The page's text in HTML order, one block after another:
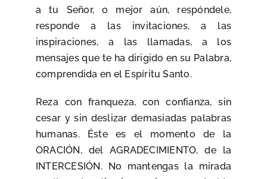
a tu Señor, o mejor aún, respóndele,
responde a las invitaciones, a las
inspiraciones, a las llamadas, a los
mensajes que te ha dirigido en su Palabra,
comprendida en el Espíritu Santo.
Reza con franqueza, con confianza, sin
cesar y sin deslizar demasiadas palabras
humanas. Éste es el momento de la
ORACIÓN, del AGRADECIMIENTO, de la
INTERCESIÓN. No mantengas la mirada